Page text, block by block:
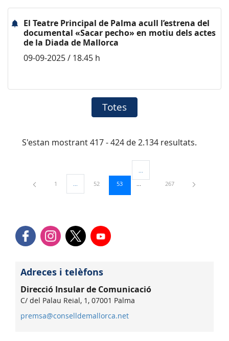
El Teatre Principal de Palma acull l’estrena del
documental «Sacar pecho» en motiu dels actes
de la Diada de Mallorca
09-09-2025 / 18.45 h
Totes
S'estan mostrant 417 - 424 de 2.134 resultats.
Pàgina
1 ...Pàgines intermèdies Utilitzeu TAB per navegar.
Pàgina
52 Pàgina
53
Pàgines intermèdies Utilitzeu
Pàgina
267
Adreces i telèfons
Direcció Insular de Comunicació
C/ del Palau Reial, 1, 07001 Palma
premsa@conselldemallorca.net